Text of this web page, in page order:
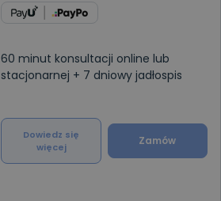
60 minut konsultacji online lub
stacjonarnej + 7 dniowy jadłospis
Dowiedz się
więcej
Zamów